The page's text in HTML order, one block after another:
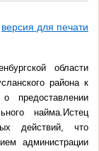
версия для печати
области
района к
предоставлении
найма.Истец
действий, что
администрации